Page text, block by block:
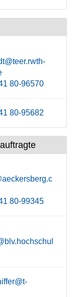
80-96570
80-95682
80-99345